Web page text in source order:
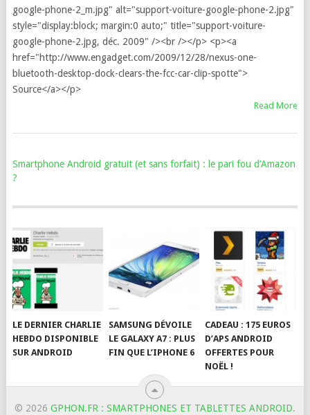
google-phone-2_m.jpg" alt="support-voiture-google-phone-2.jpg"
style="display:block; margin:0 auto;" title="support-voiture-
google-phone-2.jpg, déc. 2009" /><br /></p> <p><a
href="http://www.engadget.com/2009/12/28/nexus-one-
bluetooth-desktop-dock-clears-the-fcc-car-clip-spotte">
Source</a></p>
Read More
Smartphone Android gratuit (et sans forfait) : le pari fou d’Amazon
?
LE DERNIER CHARLIE
HEBDO DISPONIBLE
SUR ANDROID
SAMSUNG DÉVOILE
LE GALAXY A7 : PLUS
FIN QUE L’IPHONE 6
CADEAU : 175 EUROS
D’APS ANDROID
OFFERTES POUR
NOËL !
© 2026 GPHON.FR : SMARTPHONES ET TABLETTES ANDROID.